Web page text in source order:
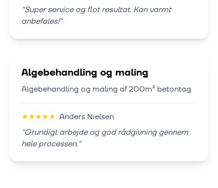
"Super service og flot resultat. Kan varmt
anbefales!"
Algebehandling og maling
Algebehandling og maling af 200m² betontag
★★★★★ Anders Nielsen
"Grundigt arbejde og god rådgivning gennem
hele processen."